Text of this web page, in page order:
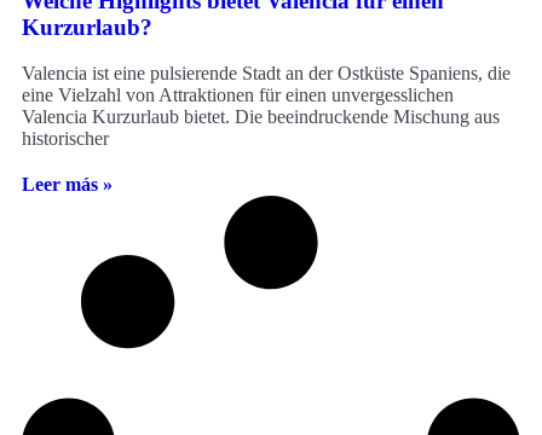
Kurzurlaub?
Valencia ist eine pulsierende Stadt an der Ostküste Spaniens, die
eine Vielzahl von Attraktionen für einen unvergesslichen
Valencia Kurzurlaub bietet. Die beeindruckende Mischung aus
historischer
Leer más »